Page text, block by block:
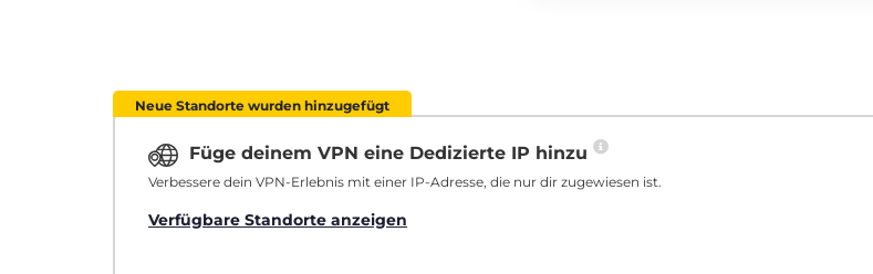
Neue Standorte wurden hinzugefügt
Füge deinem VPN eine Dedizierte IP hinzu
Verbessere dein VPN-Erlebnis mit einer IP-Adresse, die nur dir zugewiesen ist.
Verfügbare Standorte anzeigen